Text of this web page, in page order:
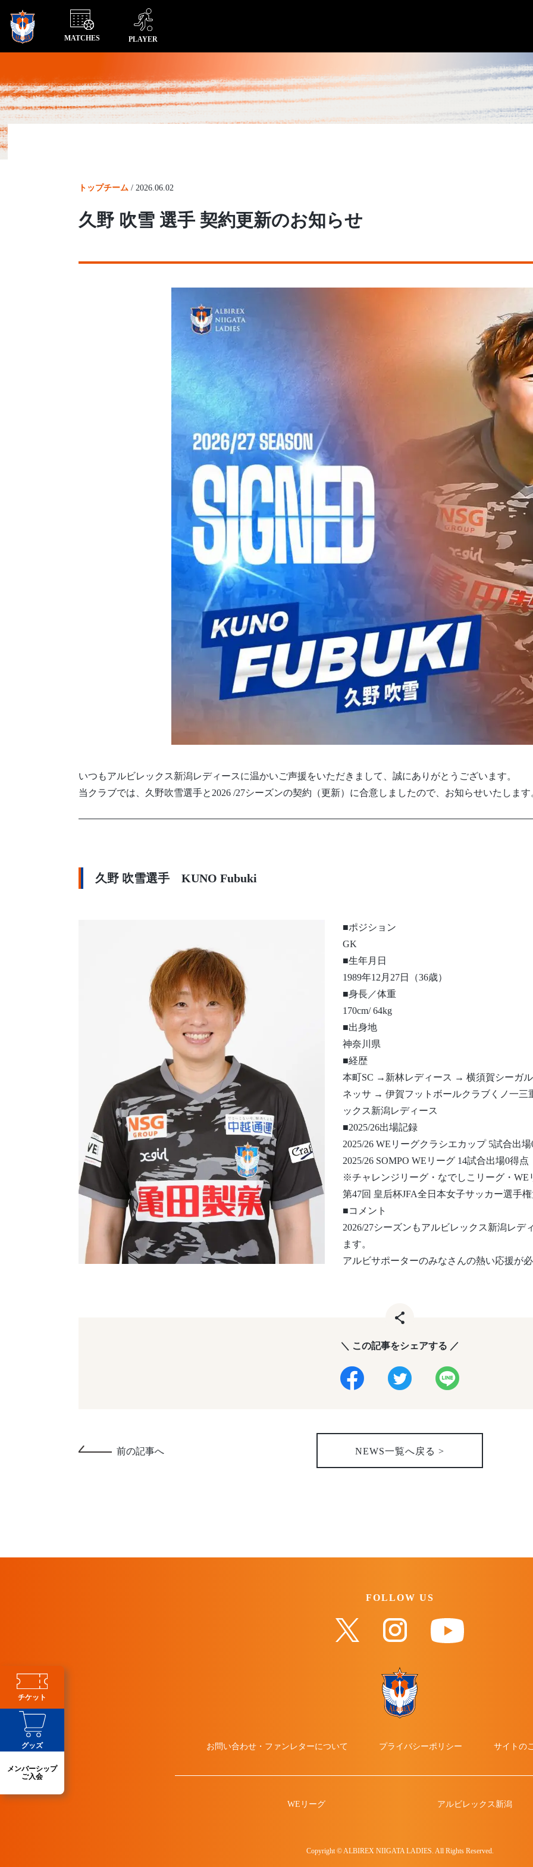
MATCHES PLAYER
チケット
グッズ
メンバーシップ
ご入会
トップチーム / 2026.06.02
久野 吹雪 選手 契約更新のお知らせ
いつもアルビレックス新潟レディースに温かいご声援をいただきまして、誠にありがとうございます。
当クラブでは、久野吹雪選手と2026 /27シーズンの契約（更新）に合意しましたので、お知らせいたします
久野 吹雪選手 KUNO Fubuki
■ポジション
GK
■生年月日
1989年12月27日（36歳）
■身長／体重
170cm/ 64kg
■出身地
神奈川県
■経歴
本町SC →新林レディース → 横須賀シーガ
ネッサ → 伊賀フットボールクラブくノ一
ックス新潟レディース
■2025/26出場記録
2025/26 WEリーグクラシエカップ 5試合出
2025/26 SOMPO WEリーグ 14試合出場0得点
※チャレンジリーグ・なでしこリーグ・WE
第47回 皇后杯JFA全日本女子サッカー選手
■コメント
2026/27シーズンもアルビレックス新潟レ
ます。
アルビサポーターのみなさんの熱い応援が
＼ この記事をシェアする ／
NEWS一覧へ戻る >
前の記事へ
FOLLOW US
お問い合わせ・ファンレターについて プライバシーポリシー サイトの
WEリーグ アルビレックス新潟
Copyright © ALBIREX NIIGATA LADIES. All Rights Reserved.